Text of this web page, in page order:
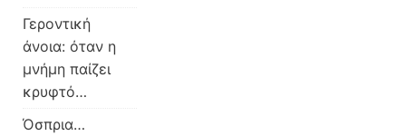
Γεροντική
άνοια: όταν η
μνήμη παίζει
κρυφτό…
Όσπρια…